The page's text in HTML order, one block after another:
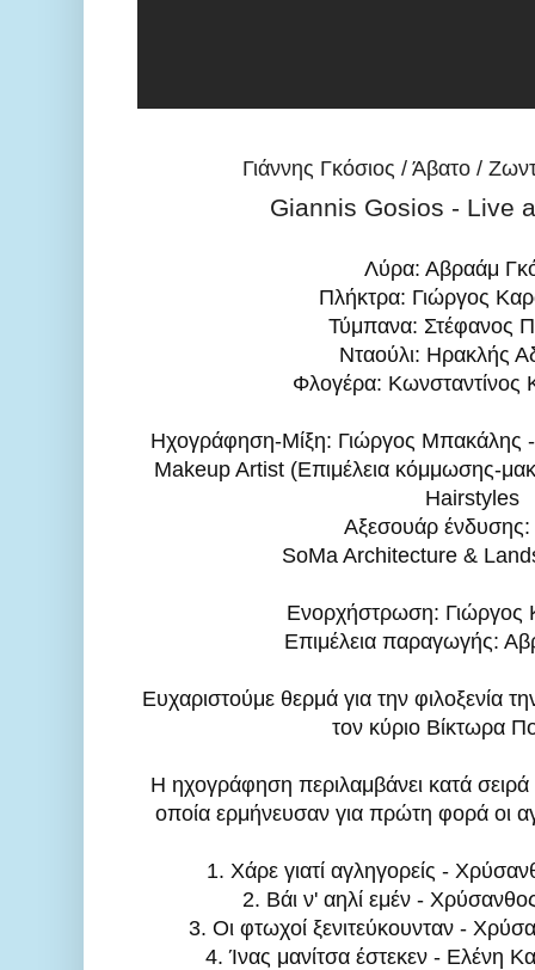
Γιάννης Γκόσιος / Άβατο /
Giannis Gosios - Live
Λύρα: Αβραάμ
Πλήκτρα: Γιώργος
Τύμπανα: Στέφανος
Νταούλι: Ηρακλής
Φλογέρα: Κωνσταντίνος
Ηχογράφηση-Μίξη: Γιώργος Μπακάλης
Makeup Artist (Επιμέλεια κόμμωσης-
Hairstyles
Αξεσουάρ
SoMa Architecture &
Ενορχήστρωση: Γιώργος
Επιμέλεια παραγωγής:
Ευχαριστούμε θερμά για την φιλοξενία
τον κύριο Βίκτωρα
Η ηχογράφηση περιλαμβάνει κατά
οποία ερμήνευσαν για πρώτη φορά οι
1. Χάρε γιατί αγληγορείς -
2. Βάι ν' αηλί εμέν -
3. Οι φτωχοί ξενιτεύκουνταν -
4. Ίνας μανίτσα έστεκεν - Ελένη